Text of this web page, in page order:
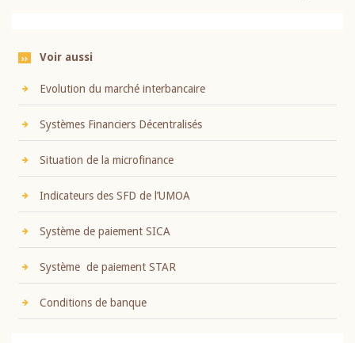
Voir aussi
Evolution du marché interbancaire
Systèmes Financiers Décentralisés
Situation de la microfinance
Indicateurs des SFD de l’UMOA
Système de paiement SICA
Système de paiement STAR
Conditions de banque